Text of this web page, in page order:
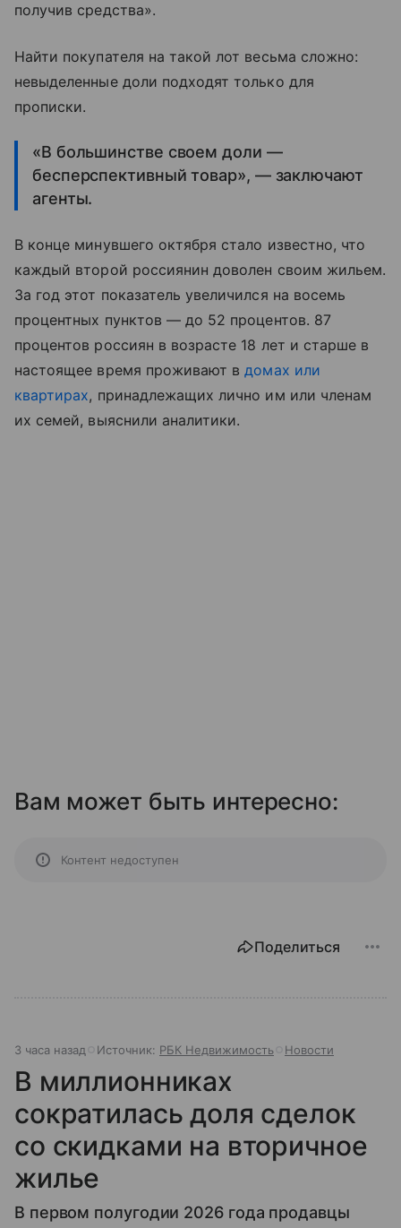
получив средства».
Найти покупателя на такой лот весьма сложно:
невыделенные доли подходят только для
прописки.
«В большинстве своем доли —
бесперспективный товар», — заключают
агенты.
В конце минувшего октября стало известно, что
каждый второй россиянин доволен своим жильем.
За год этот показатель увеличился на восемь
процентных пунктов — до 52 процентов. 87
процентов россиян в возрасте 18 лет и старше в
настоящее время проживают вдомах или
квартирах, принадлежащих лично им или членам
их семей, выяснили аналитики.
Вам может быть интересно:
Контент недоступен
Поделиться
3 часа назад Источник: РБК Недвижимость Новости
В миллионниках
сократилась доля сделок
со скидками на вторичное
жилье
В первом полугодии 2026 года продавцы